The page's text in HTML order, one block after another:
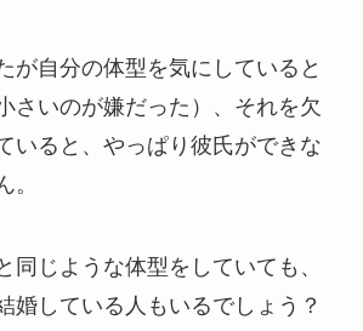
が自分の体型を気にしていると
さいのが嫌だった）、それを欠
いると、やっぱり彼氏ができな
。
同じような体型をしていても、
婚している人もいるでしょう？